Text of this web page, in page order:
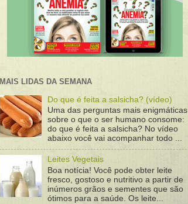
MAIS LIDAS DA SEMANA
Do que é feita a salsicha? (vídeo)
Uma das perguntas mais enigmáticas
sobre o que o ser humano consome:
do que é feita a salsicha? No vídeo
abaixo você vai acompanhar todo ...
Leites Vegetais
Boa notícia! Você pode obter leite
fresco, gostoso e nutritivo a partir de
inúmeros grãos e sementes que são
ótimos para a saúde. Os leite...